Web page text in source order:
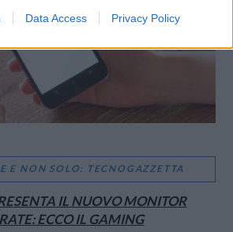
Data Access Privacy Policy
E NON SOLO: TECNOGAZZETTA
IL NUOVO MONITOR
ECCO IL GAMING